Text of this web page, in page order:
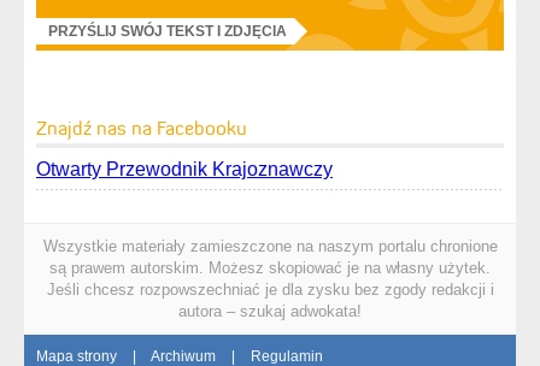
PRZYŚLIJ SWÓJ TEKST I ZDJĘCIA
Znajdź nas na Facebooku
Otwarty Przewodnik Krajoznawczy
Wszystkie materiały zamieszczone na naszym portalu chronione
są prawem autorskim. Możesz skopiować je na własny użytek.
Jeśli chcesz rozpowszechniać je dla zysku bez zgody redakcji i
autora – szukaj adwokata!
Mapa strony | Archiwum | Regulamin